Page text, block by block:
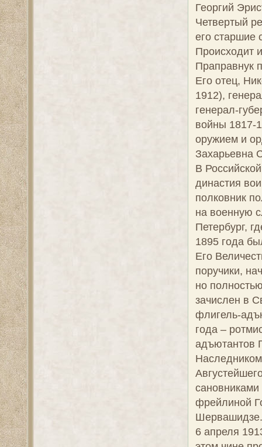
Георгий
Четвертый
его старшие
Происходит
Праправнук
Его отец,
1912),
генерал-
войны 1817-
оружием и
Захарьевна
В
династия
полковник
на военную
Петербург,
1895 года
Его
поручики,
но
зачислен в
флигель-
года –
адъютантов
фрейлиной
Шервашидзе.
6 апреля